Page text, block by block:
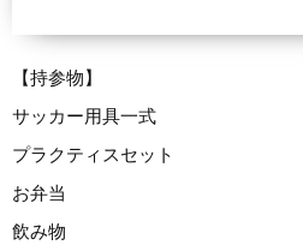
【持参物】
サッカー用具一式
プラクティスセット
お弁当
飲み物